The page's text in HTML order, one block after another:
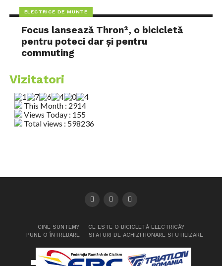
ELECTRICE DE MUNTE
Focus lansează Thron², o bicicletă
pentru poteci dar și pentru
commuting
Vizitatori
This Month : 2914
Views Today : 155
Total views : 598236
CINE SUNTEM?
CE ESTE O BICICLETĂ ELECTRICĂ?
PUNE O ÎNTREBARE
SFATURI DE ACHIZITIONARE SI UTILIZARE